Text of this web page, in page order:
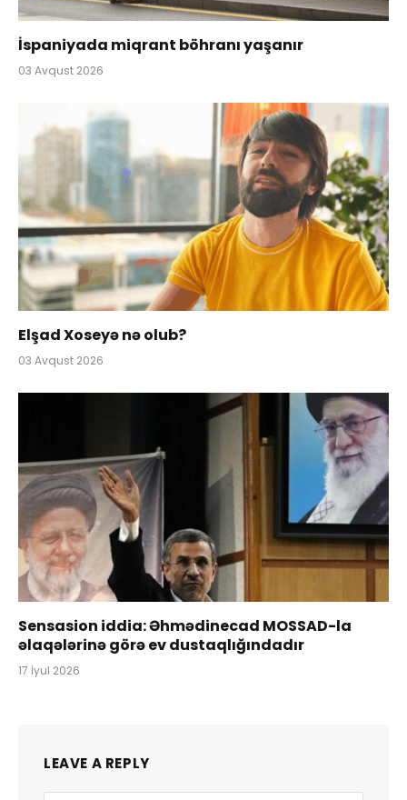
İspaniyada miqrant böhranı yaşanır
03 Avqust 2026
Elşad Xoseyə nə olub?
03 Avqust 2026
Sensasion iddia: Əhmədinecad MOSSAD-la
əlaqələrinə görə ev dustaqlığındadır
17 İyul 2026
LEAVE A REPLY